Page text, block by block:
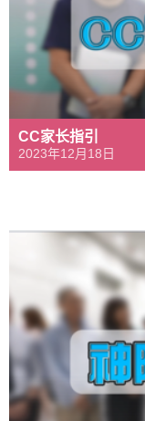
CC家长指引
2023年12月18日